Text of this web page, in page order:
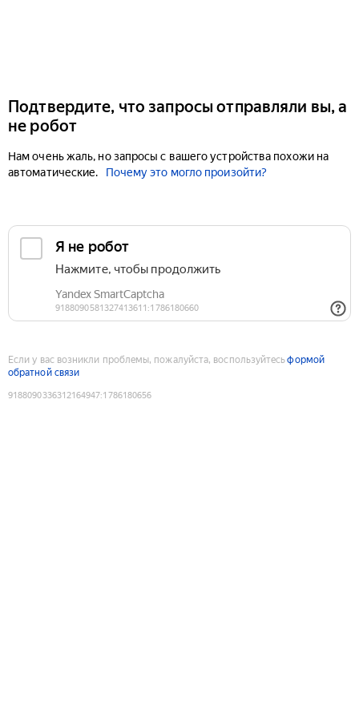
Подтвердите, что запросы отправляли вы, а
не робот
Нам очень жаль, но запросы с вашего устройства похожи на
автоматические.
Почему это могло произойти?
Если у вас возникли проблемы, пожалуйста, воспользуйтесьформой
обратной связи
9188090336312164947:1786180656